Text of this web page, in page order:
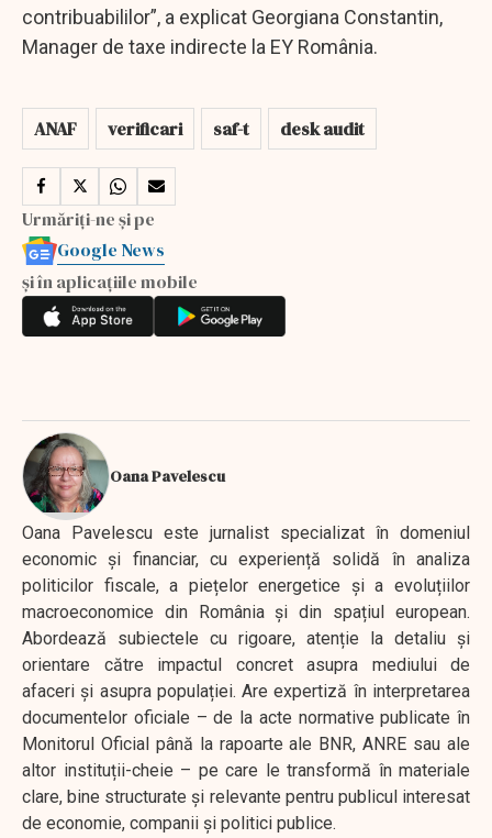
contribuabililor”, a explicat Georgiana Constantin,
Manager de taxe indirecte la EY România.
ANAF verificari saf-t desk audit
Urmăriți-ne și pe
Google News
și în aplicațiile mobile
Oana Pavelescu
Oana Pavelescu este jurnalist specializat în domeniul
economic și financiar, cu experiență solidă în analiza
politicilor fiscale, a piețelor energetice și a evoluțiilor
macroeconomice din România și din spațiul european.
Abordează subiectele cu rigoare, atenție la detaliu și
orientare către impactul concret asupra mediului de
afaceri și asupra populației. Are expertiză în interpretarea
documentelor oficiale – de la acte normative publicate în
Monitorul Oficial până la rapoarte ale BNR, ANRE sau ale
altor instituții-cheie – pe care le transformă în materiale
clare, bine structurate și relevante pentru publicul interesat
de economie, companii și politici publice.